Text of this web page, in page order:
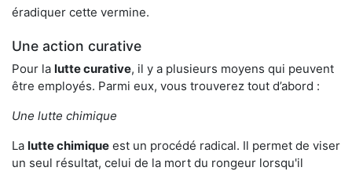
éradiquer cette vermine.
Une action curative
Pour la lutte curative, il y a plusieurs moyens qui peuvent
être employés. Parmi eux, vous trouverez tout d’abord :
Une lutte chimique
La lutte chimique est un procédé radical. Il permet de viser
un seul résultat, celui de la mort du rongeur lorsqu'il